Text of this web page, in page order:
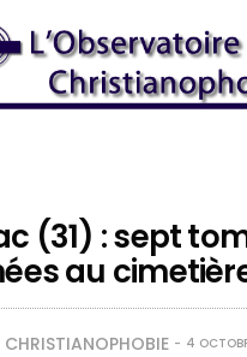
(31) : sept
au
4